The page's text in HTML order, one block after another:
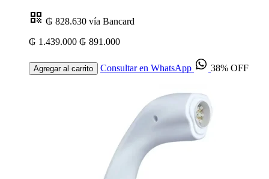
₲ 828.630 vía Bancard
₲ 1.439.000 ₲ 891.000
Agregar al carrito Consultar en WhatsApp 38% OFF